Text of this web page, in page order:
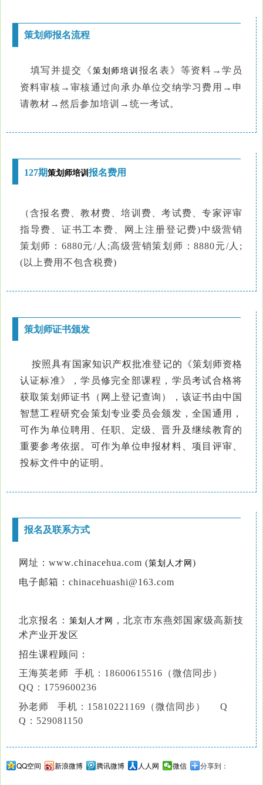
策划师报名流程
填写并提交《 策划师培训 报名表》等资料→ 学员
资料审核→审核通过向承办单位交纳学习费用→申
请教材→然后参加培训 →统一考试。
127期策划师培训 报名费用
（含报名费、教材费、培训费、考试费、专家评审
指导费、证书工本费、网上注册登记费)中级营销
策划师：6880元/人;高级营销策划师：8880元/人;
(以上费用不包含税费)
策划师证书颁发
按照具有国家知识产权批准登记的《策划师资格
认证标准》，学员修完全部课程，学员考试合格将
获取策划师证书（网上登记查询），该证书由中国
智慧工程研究会策划专业委员会颁发，全国通用，
可作为单位聘用、任职、定级、晋升及继续教育的
重要参考依据。可作为单位申报材料、项目评审、
投标文件中的证明。
报名及联系方式
网址：www.chinacehua.com (策划人才网)
电子邮箱：chinacehuashi@163.com
北京报名： 策划人才网
，北京市东燕郊国家级高新技
术产业开发区
招生课程顾问：
王海英老师 手机：18600615516（微信同步）
QQ：1759600236
孙老师 手机：15810221169（微信同步） Q
Q：529081150
QQ空间 新浪微博 腾讯微博 人人网 微信 分享到：